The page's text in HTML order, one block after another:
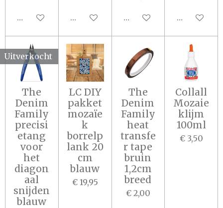
In winkelwagenIn winkelwagenIn winkelwagen
In
Uitverkocht
The
Denim
Family
precisi
etang
voor
het
diagon
aal
snijden
blauw
LC DIY
pakket
mozaïe
k
borrelp
lank 20
cm
blauw
€ 19,95
The
Denim
Family
heat
transfe
r tape
bruin
1,2cm
breed
€ 2,00
Collall
Mozaie
klijm
100ml
€ 3,50